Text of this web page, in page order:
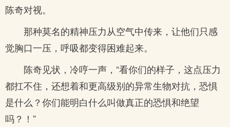
陈奇对视。
那种莫名的精神压力从空气中传来，让他们只感
觉胸口一压，呼吸都变得困难起来。
陈奇见状，冷哼一声，“看你们的样子，这点压力
都扛不住，还想着和更高级别的异常生物对抗，恐惧
是什么？你们能明白什么叫做真正的恐惧和绝望
吗？！”